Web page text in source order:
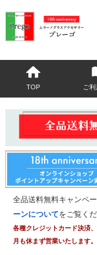
TOP ご
全品送料無料キャンペ
ーンについてをご覧くだ
各種クレジットカード決済
月も休まず営業いたします。